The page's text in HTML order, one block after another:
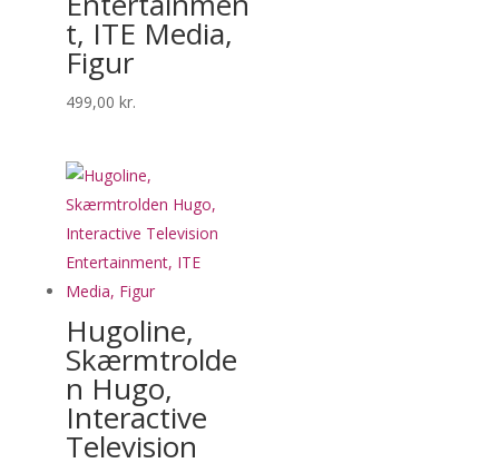
t, ITE Media,
Figur
499,00 kr.
Hugoline,
Skærmtrolde
n Hugo,
Interactive
Television